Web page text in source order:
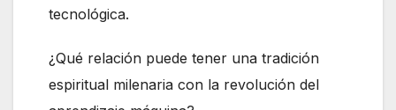
tecnológica.
¿Qué relación puede tener una tradición
espiritual milenaria con la revolución del